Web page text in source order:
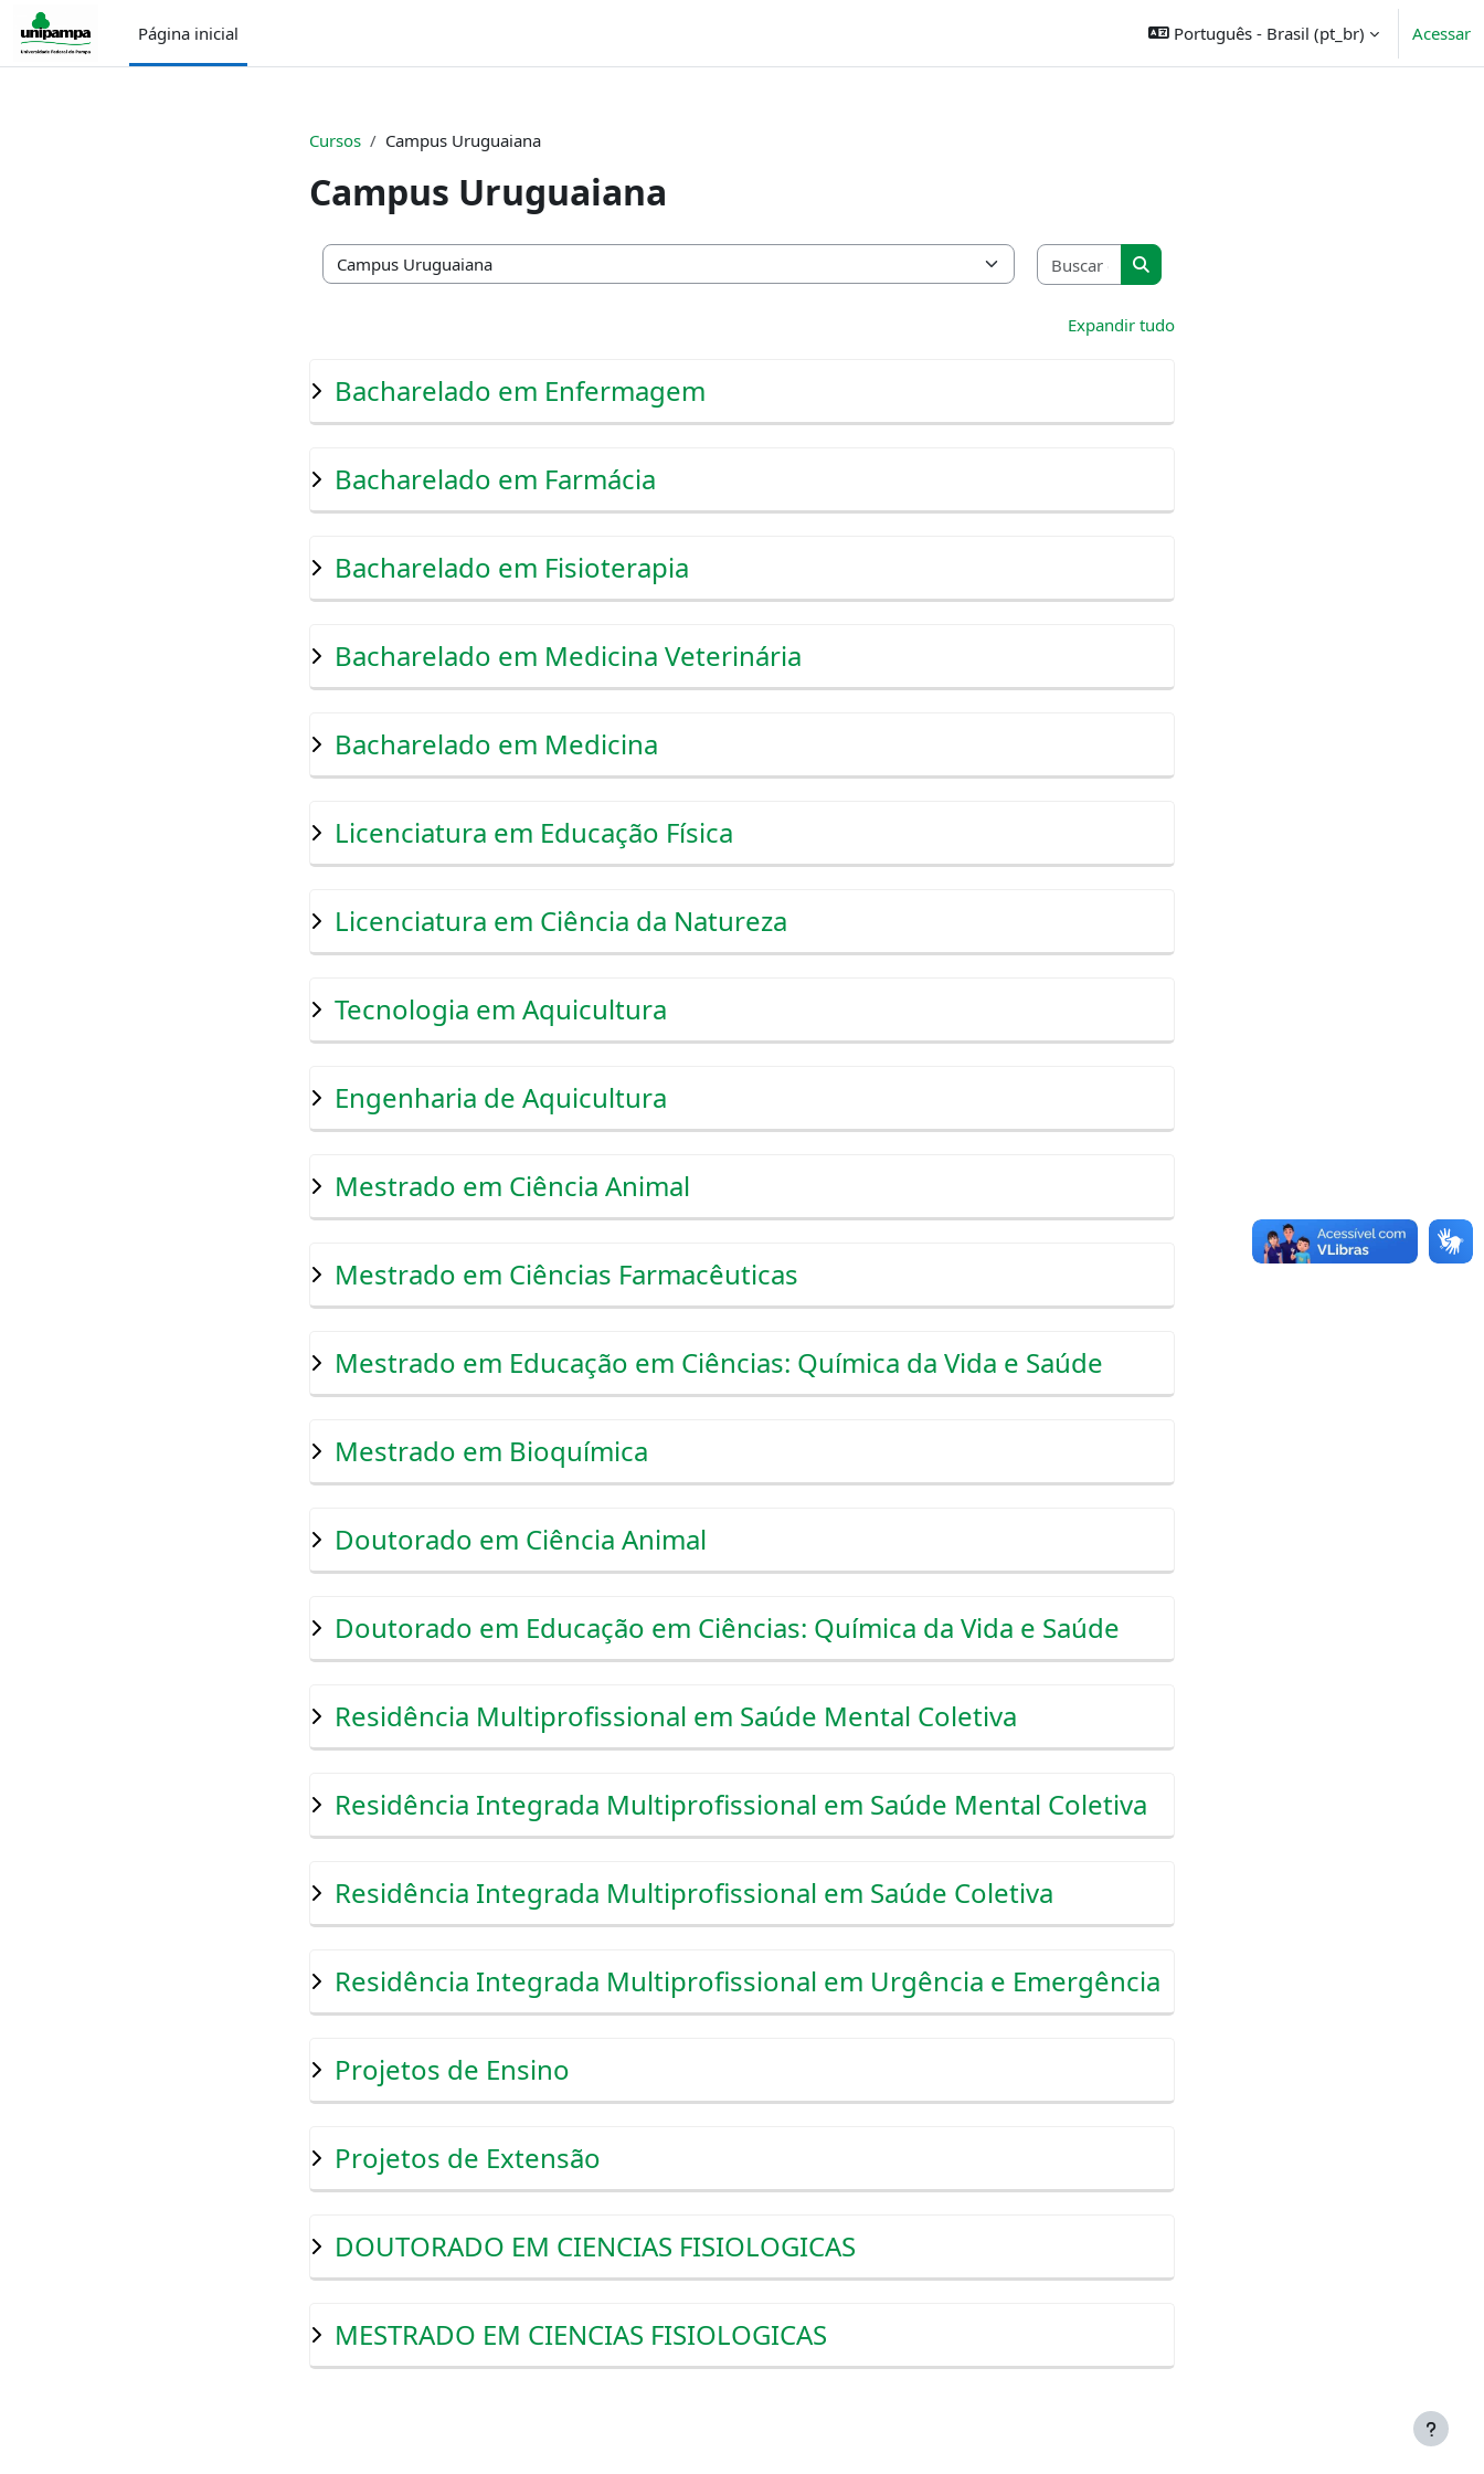
Ir para o conteúdo principal
Página inicial
Português - Brasil ‎(pt_br)‎ Acessar
Cursos Campus Uruguaiana
Campus Uruguaiana
Categorias de Cursos
Buscar cursos
Buscar cursos
Expandir tudo
Bacharelado em Enfermagem
Bacharelado em Farmácia
Bacharelado em Fisioterapia
Bacharelado em Medicina Veterinária
Bacharelado em Medicina
Licenciatura em Educação Física
Licenciatura em Ciência da Natureza
Tecnologia em Aquicultura
Engenharia de Aquicultura
Mestrado em Ciência Animal
Mestrado em Ciências Farmacêuticas
Mestrado em Educação em Ciências: Química da Vida e Saúde
Mestrado em Bioquímica
Doutorado em Ciência Animal
Doutorado em Educação em Ciências: Química da Vida e Saúde
Residência Multiprofissional em Saúde Mental Coletiva
Residência Integrada Multiprofissional em Saúde Mental Coletiva
Residência Integrada Multiprofissional em Saúde Coletiva
Residência Integrada Multiprofissional em Urgência e Emergência
Projetos de Ensino
Projetos de Extensão
DOUTORADO EM CIENCIAS FISIOLOGICAS
MESTRADO EM CIENCIAS FISIOLOGICAS